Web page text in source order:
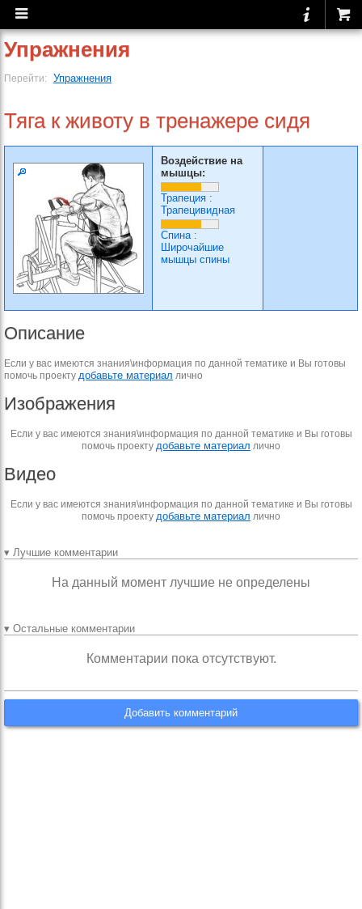
Упражнения
Перейти: Упражнения
Тяга к животу в тренажере сидя
Воздействие на
мышцы:
Трапеция :
Трапецивидная
Спина:
Широчайшие
мышцы спины
Описание
Если у вас имеются знания\информация по данной тематике и Вы готовы
помочь проекту добавьте материал лично
Изображения
Если у вас имеются знания\информация по данной тематике и Вы готовы
помочь проекту добавьте материал лично
Видео
Если у вас имеются знания\информация по данной тематике и Вы готовы
помочь проекту добавьте материал лично
▾ Лучшие комментарии
На данный момент лучшие не определены
▾ Остальные комментарии
Комментарии пока отсутствуют.
Добавить комментарий